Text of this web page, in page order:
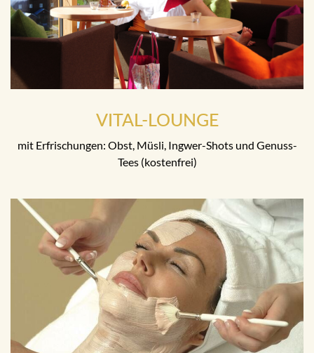
VITAL-LOUNGE
mit Erfrischungen: Obst, Müsli, Ingwer-Shots und Genuss-
Tees (kostenfrei)